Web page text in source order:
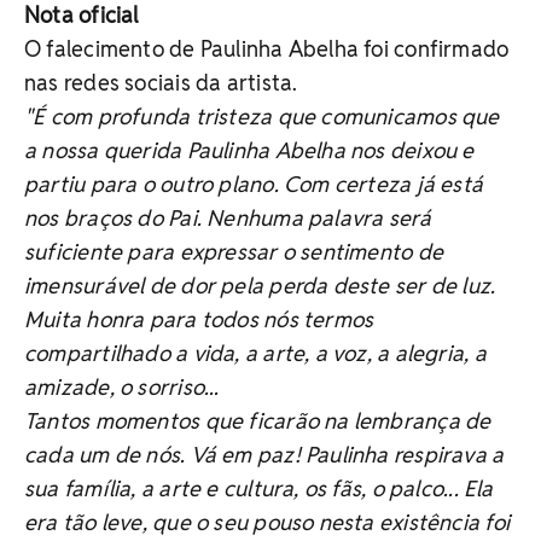
Nota oficial
O falecimento de Paulinha Abelha foi confirmado
nas redes sociais da artista.
"É com profunda tristeza que comunicamos que
a nossa querida Paulinha Abelha nos deixou e
partiu para o outro plano. Com certeza já está
nos braços do Pai. Nenhuma palavra será
suficiente para expressar o sentimento de
imensurável de dor pela perda deste ser de luz.
Muita honra para todos nós termos
compartilhado a vida, a arte, a voz, a alegria, a
amizade, o sorriso...
Tantos momentos que ficarão na lembrança de
cada um de nós. Vá em paz! Paulinha respirava a
sua família, a arte e cultura, os fãs, o palco... Ela
era tão leve, que o seu pouso nesta existência foi